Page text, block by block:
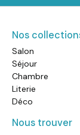
Nos
Salon
Séjour
Chambre
Literie
Déco
Nous trouver